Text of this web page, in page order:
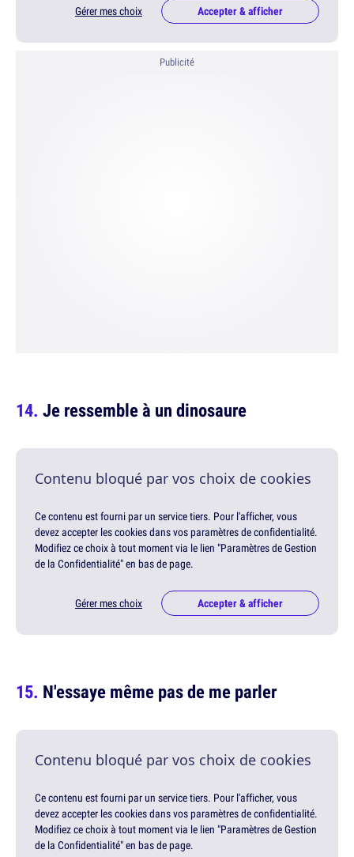
Gérer mes choix Accepter & afficher
Publicité
Je ressemble à un dinosaure
Contenu bloqué par vos choix de cookies
Ce contenu est fourni par un service tiers. Pour l'afficher, vous
devez accepter les cookies dans vos paramètres de confidentialité.
Modifiez ce choix à tout moment via le lien "Paramètres de Gestion
de la Confidentialité" en bas de page.
Gérer mes choix Accepter & afficher
N'essaye même pas de me parler
Contenu bloqué par vos choix de cookies
Ce contenu est fourni par un service tiers. Pour l'afficher, vous
devez accepter les cookies dans vos paramètres de confidentialité.
Modifiez ce choix à tout moment via le lien "Paramètres de Gestion
de la Confidentialité" en bas de page.